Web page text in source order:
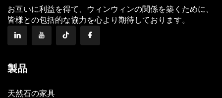
お互いに利益を得て、ウィンウィンの関係を築くために、
皆様との包括的な協力を心より期待しております。
製品
天然石の家具